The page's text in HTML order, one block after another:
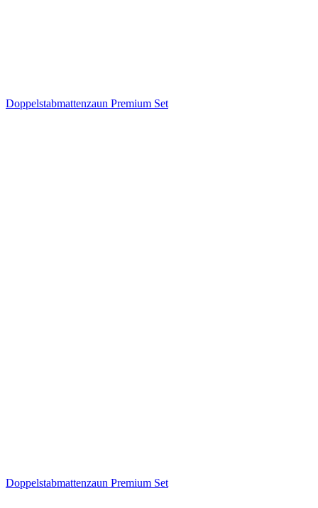
Doppelstabmattenzaun Premium Set
Doppelstabmattenzaun Premium Set